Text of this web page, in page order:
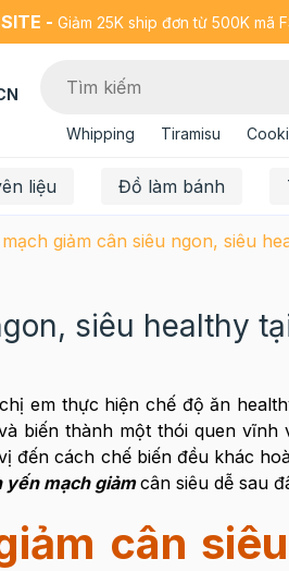
- Giảm 25K ship đơn từ 500K mã
Whipping Tiramisu
liệu Đồ làm bánh
giảm cân siêu ngon, siêu
siêu healthy
em thực hiện chế độ ăn
biến thành một thói quen vĩnh
đến cách chế biến đều khác
yến mạch giảm cân siêu dễ sau
cân